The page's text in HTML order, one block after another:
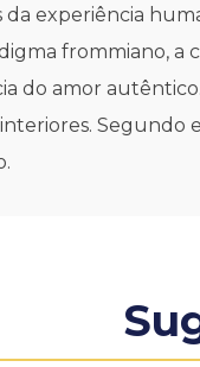
experiência
frommiano,
do amor